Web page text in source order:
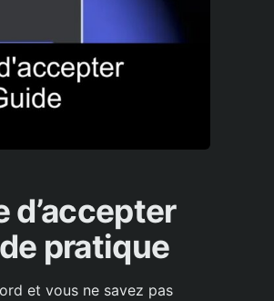
d’accepter
pratique
et vous ne savez pas